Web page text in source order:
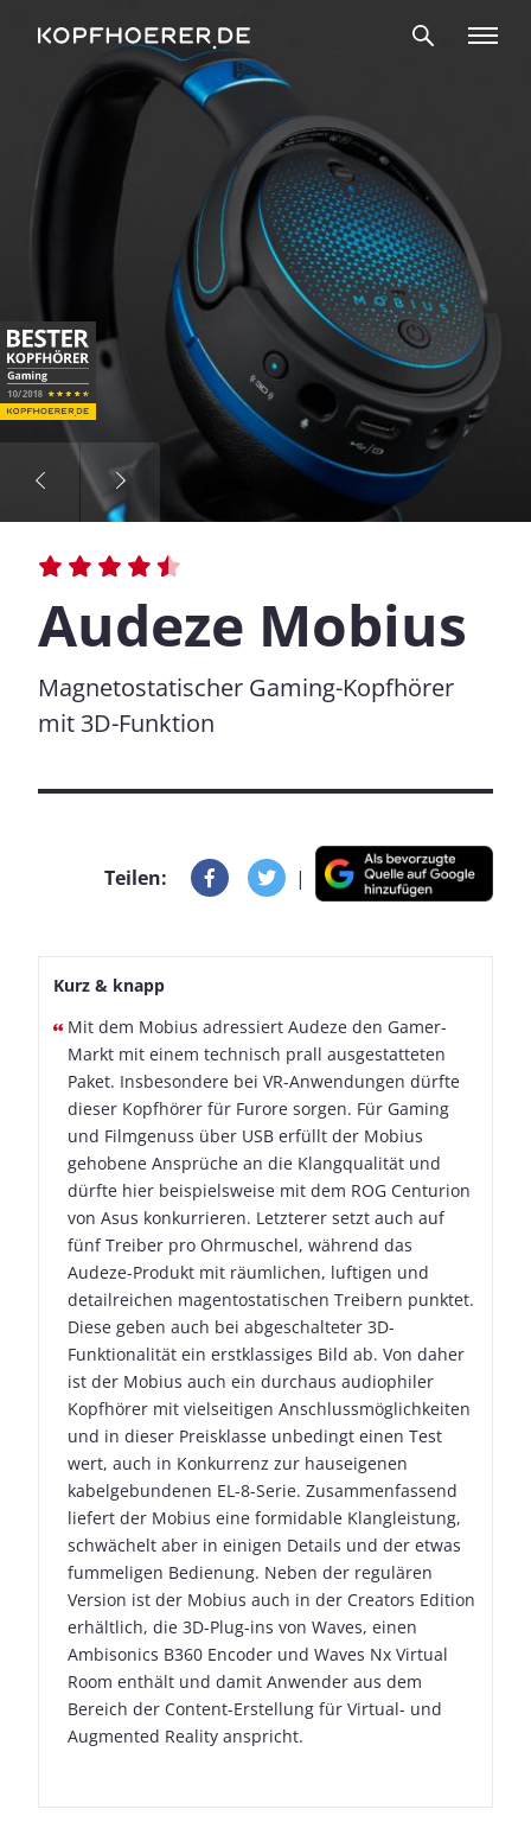
Audeze Mobius
Magnetostatischer Gaming-Kopfhörer
mit 3D-Funktion
Teilen: |
Kurz & knapp
Mit dem Mobius adressiert Audeze den Gamer-
Markt mit einem technisch prall ausgestatteten
Paket. Insbesondere bei VR-Anwendungen dürfte
dieser Kopfhörer für Furore sorgen. Für Gaming
und Filmgenuss über USB erfüllt der Mobius
gehobene Ansprüche an die Klangqualität und
dürfte hier beispielsweise mit dem ROG Centurion
von Asus konkurrieren. Letzterer setzt auch auf
fünf Treiber pro Ohrmuschel, während das
Audeze-Produkt mit räumlichen, luftigen und
detailreichen magentostatischen Treibern punktet.
Diese geben auch bei abgeschalteter 3D-
Funktionalität ein erstklassiges Bild ab. Von daher
ist der Mobius auch ein durchaus audiophiler
Kopfhörer mit vielseitigen Anschlussmöglichkeiten
und in dieser Preisklasse unbedingt einen Test
wert, auch in Konkurrenz zur hauseigenen
kabelgebundenen EL-8-Serie. Zusammenfassend
liefert der Mobius eine formidable Klangleistung,
schwächelt aber in einigen Details und der etwas
fummeligen Bedienung. Neben der regulären
Version ist der Mobius auch in der Creators Edition
erhältlich, die 3D-Plug-ins von Waves, einen
Ambisonics B360 Encoder und Waves Nx Virtual
Room enthält und damit Anwender aus dem
Bereich der Content-Erstellung für Virtual- und
Augmented Reality anspricht.